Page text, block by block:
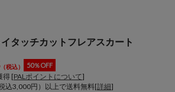
イタッチカットフレアスカート
（税込） 50％OFF
得 [PALポイントについて]
込3,000円）以上で送料無料[詳細]